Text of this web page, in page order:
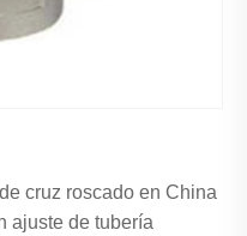
cruz roscado en China
ajuste de tubería